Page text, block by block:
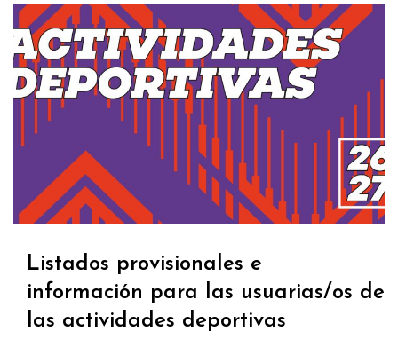
Listados provisionales e
información para las usuarias/os de
las actividades deportivas